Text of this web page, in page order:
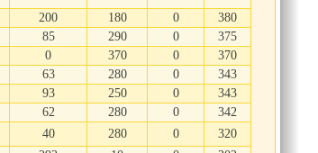
200 180 0
380
85 290 0
375
0 370 0
370
63 280 0
343
93 250 0
343
62 280 0
342
40 280 0
320